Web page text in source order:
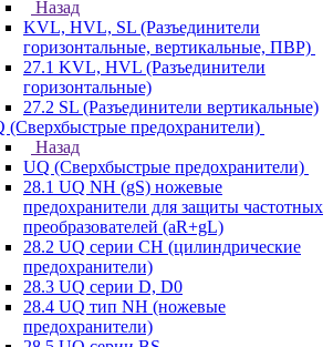
Назад
KVL, HVL, SL (Разъединители
горизонтальные, вертикальные, ПВР)
27.1 KVL, HVL (Разъединители
горизонтальные)
27.2 SL (Разъединители вертикальные)
(Сверхбыстрые предохранители)
Назад
UQ (Сверхбыстрые предохранители)
28.1 UQ NH (gS) ножевые
предохранители для защиты частотных
преобразователей (aR+gL)
28.2 UQ серии CH (цилиндрические
предохранители)
28.3 UQ серии D, D0
28.4 UQ тип NH (ножевые
предохранители)